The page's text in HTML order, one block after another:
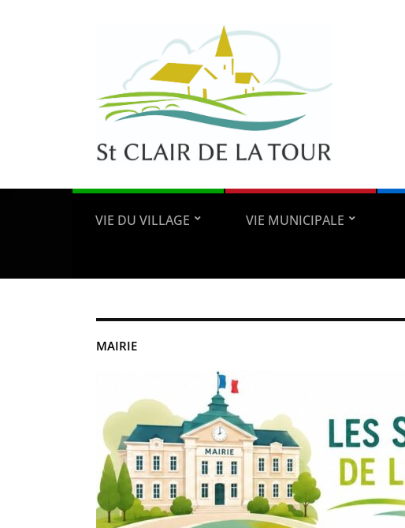
VIE DU VILLAGE VIE MUNICIPALE
MAIRIE